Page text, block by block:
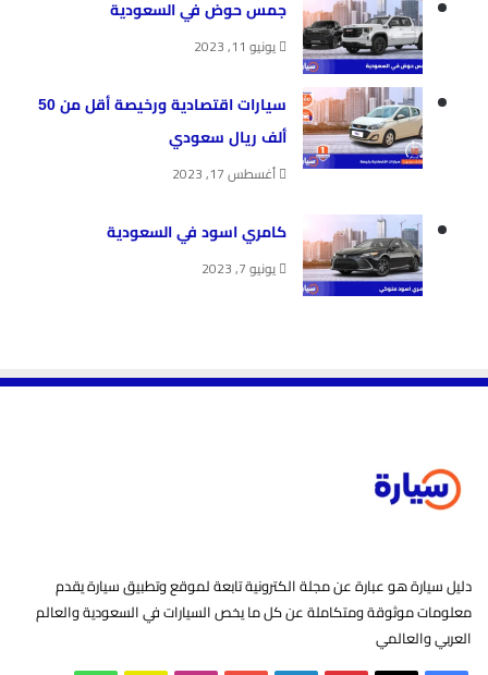
جمس حوض في السعودية
يونيو 11, 2023
سيارات اقتصادية ورخيصة أقل من 50
ألف ريال سعودي​
أغسطس 17, 2023
كامري اسود في السعودية
يونيو 7, 2023
دليل سيارة هو عبارة عن مجلة الكترونية تابعة لموقع وتطبيق سيارة يقدم
معلومات موثوقة ومتكاملة عن كل ما يخص السيارات في السعودية والعالم
العربي والعالمي